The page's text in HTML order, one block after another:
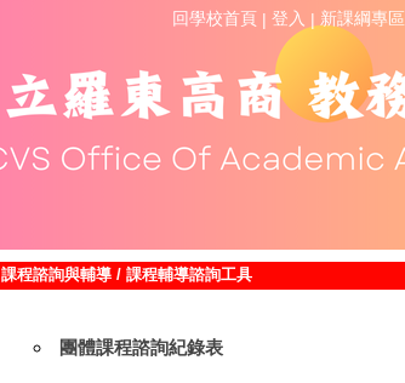
回學校首頁 | 登入 | 新課綱專區
課程諮詢與輔導/ 課程輔導諮詢工具
團體課程諮詢紀錄表